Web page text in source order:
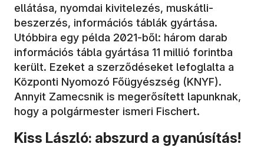
ellátása, nyomdai kivitelezés, muskátli-
beszerzés, információs táblák gyártása.
Utóbbira egy példa 2021-ből: három darab
információs tábla gyártása 11 millió forintba
került. Ezeket a szerződéseket lefoglalta a
Központi Nyomozó Főügyészség (KNYF).
Annyit Zamecsnik is megerősített lapunknak,
hogy a polgármester ismeri Fischert.
Kiss László: abszurd a gyanúsítás!